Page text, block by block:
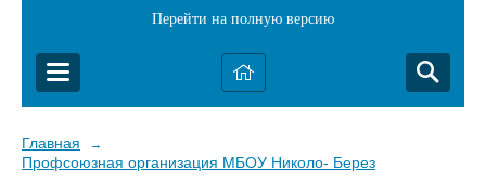
Перейти на полную версию
Главная →
Профсоюзная организация МБОУ Николо- Березовской СОШ